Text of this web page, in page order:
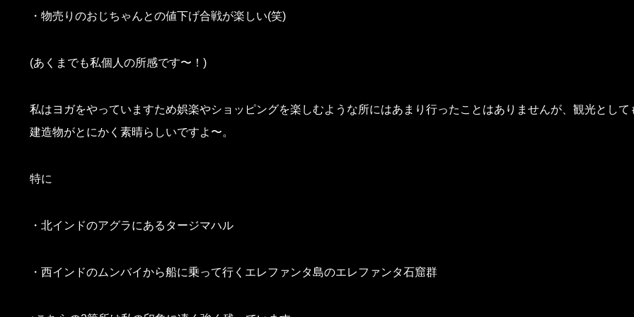
・物売りのおじちゃんとの値下げ合戦が楽しい(笑)
(あくまでも私個人の所感です〜！)
私はヨガをやっていますため娯楽やショッピングを楽しむような所にはあまり行ったことはありませんが、観光として
建造物がとにかく素晴らしいですよ〜。
特に
・北インドのアグラにあるタージマハル
・西インドのムンバイから船に乗って行くエレファンタ島のエレファンタ石窟群